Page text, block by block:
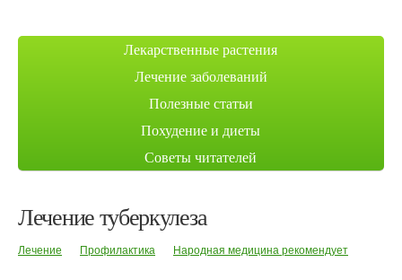
Лекарственные растения
Лечение заболеваний
Полезные статьи
Похудение и диеты
Советы читателей
Лечение туберкулеза
Лечение Профилактика Народная медицина рекомендует